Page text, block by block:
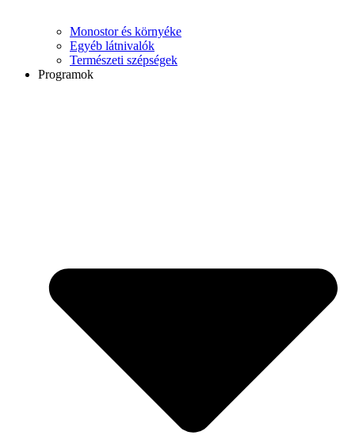
Monostor és környéke
Egyéb látnivalók
Természeti szépségek
Programok